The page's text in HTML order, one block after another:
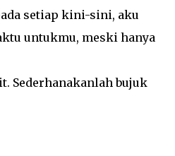
setiap kini-sini, aku
untukmu, meski hanya
Sederhanakanlah bujuk